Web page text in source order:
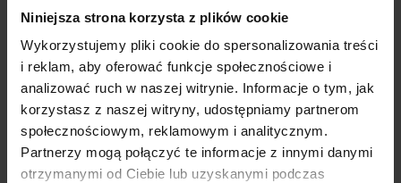
Niniejsza strona korzysta z plików cookie
Wykorzystujemy pliki cookie do spersonalizowania treści
i reklam, aby oferować funkcje społecznościowe i
analizować ruch w naszej witrynie. Informacje o tym, jak
korzystasz z naszej witryny, udostępniamy partnerom
społecznościowym, reklamowym i analitycznym.
Partnerzy mogą połączyć te informacje z innymi danymi
otrzymanymi od Ciebie lub uzyskanymi podczas
komfort i trwałość. Dostępna w różnych rozmiarach,
idealnie sprawdzi się zarówno na chłodniejsze dni obozu,
jak i w codziennym użytkowaniu po powrocie do domu.
Wybrany rozmiar – M / L / XL – należy podać w polu na
“Uwagi do zamówienia” w dalszej części rezerwacji.
Cena: 149 zł (odbiór osobisty)
Cena: 169 zł (wysyłka)